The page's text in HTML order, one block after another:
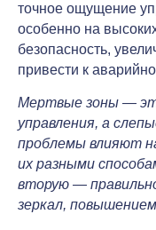
точное ощущение
особенно на
безопасность,
привести к
Мертвые зоны —
управления, а
проблемы влияют
их разными
вторую —
зеркал,